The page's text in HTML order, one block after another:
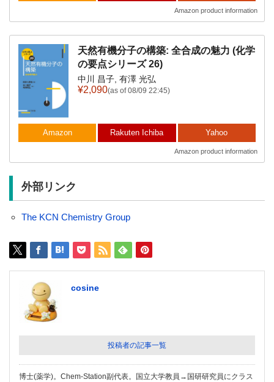
Amazon product information
天然有機分子の構築: 全合成の魅力 (化学
の要点シリーズ 26)
中川 昌子, 有澤 光弘
¥2,090(as of 08/09 22:45)
Amazon Rakuten Ichiba Yahoo
Amazon product information
外部リンク
The KCN Chemistry Group
cosine
投稿者の記事一覧
博士(薬学)。Chem-Station副代表。国立大学教員→国研研究員にクラス